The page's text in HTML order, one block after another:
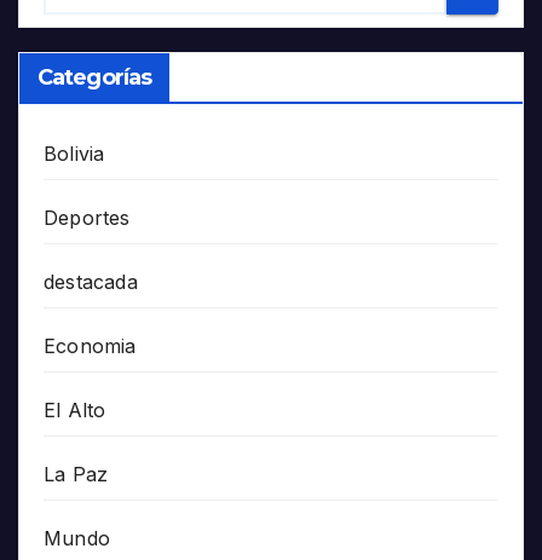
Categorías
Bolivia
Deportes
destacada
Economia
El Alto
La Paz
Mundo